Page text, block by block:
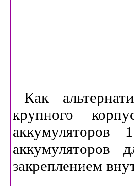
Как
крупного
закреплением